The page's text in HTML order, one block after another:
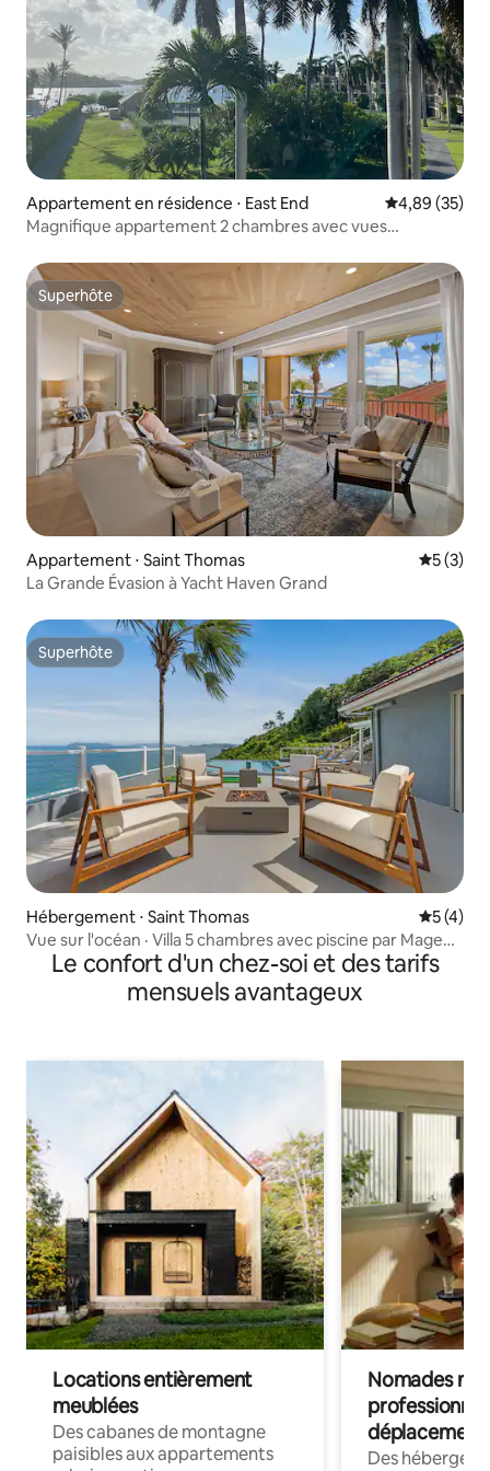
Appartement en résidence ⋅ East End Évaluation
4,89 (35)
Magnifique appartement 2 chambres avec vues
Superhôte
Superhôte
Appartement ⋅ Saint Thomas
5 (3)
La Grande Évasion à Yacht Haven Grand
Superhôte
Superhôte
Hébergement ⋅ Saint Thomas
5 (4)
Vue sur l'océan · Villa 5 chambres avec piscine par Magens
· Générateur
Le confort d'un chez-soi et des tarifs
mensuels avantageux
Locations entièrement
meublées
Des cabanes de montagne
paisibles aux appartements
Nomades
déplacement
Des